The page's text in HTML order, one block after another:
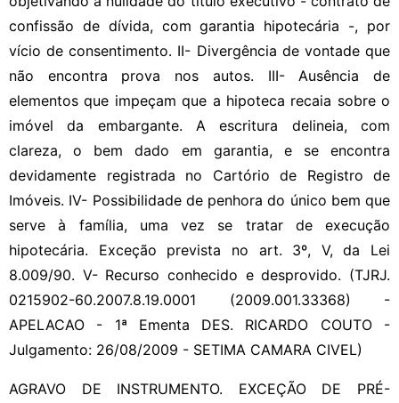
confissão de dívida, com garantia hipotecária -, por
vício de consentimento. II- Divergência de vontade que
não encontra prova nos autos. III- Ausência de
elementos que impeçam que a hipoteca recaia sobre o
imóvel da embargante. A escritura delineia, com
clareza, o bem dado em garantia, e se encontra
devidamente registrada no Cartório de Registro de
Imóveis. IV- Possibilidade de penhora do único bem que
serve à família, uma vez se tratar de execução
hipotecária. Exceção prevista no art. 3º, V, da Lei
8.009/90. V- Recurso conhecido e desprovido. (TJRJ.
0215902-60.2007.8.19.0001 (2009.001.33368) -
APELACAO - 1ª Ementa DES. RICARDO COUTO -
Julgamento: 26/08/2009 - SETIMA CAMARA CIVEL)
AGRAVO DE INSTRUMENTO. EXCEÇÃO DE PRÉ-